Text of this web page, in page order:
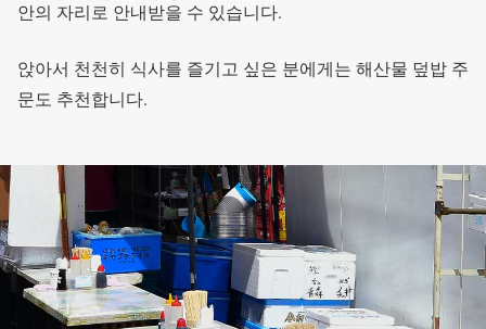
안의 자리로 안내받을 수 있습니다.
앉아서 천천히 식사를 즐기고 싶은 분에게는 해산물 덮밥 주
문도 추천합니다.